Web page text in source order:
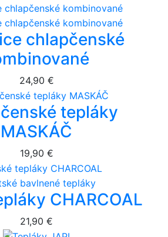
chlapčenské
24,90 €
tepláky
MASKÁČ
19,90 €
CHARCOAL
21,90 €